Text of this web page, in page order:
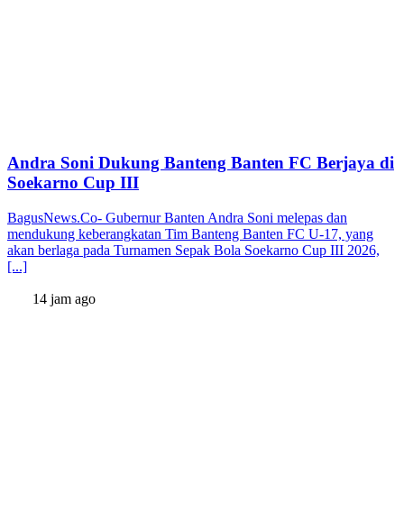
Andra Soni Dukung Banteng Banten FC Berjaya di
Soekarno Cup III
BagusNews.Co- Gubernur Banten Andra Soni melepas dan
mendukung keberangkatan Tim Banteng Banten FC U-17, yang
akan berlaga pada Turnamen Sepak Bola Soekarno Cup III 2026,
[...]
14 jam ago